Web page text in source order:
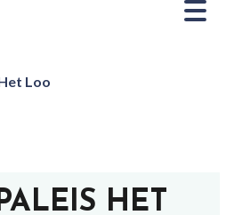
Loo
HET